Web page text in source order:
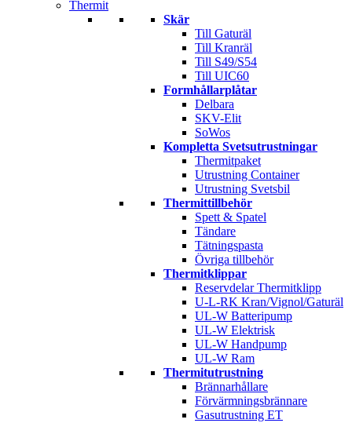
Thermit
Skär
Till Gaturäl
Till Kranräl
Till S49/S54
Till UIC60
Formhållarplåtar
Delbara
SKV-Elit
SoWos
Kompletta Svetsutrustningar
Thermitpaket
Utrustning Container
Utrustning Svetsbil
Thermittillbehör
Spett & Spatel
Tändare
Tätningspasta
Övriga tillbehör
Thermitklippar
Reservdelar Thermitklipp
U-L-RK Kran/Vignol/Gaturäl
UL-W Batteripump
UL-W Elektrisk
UL-W Handpump
UL-W Ram
Thermitutrustning
Brännarhållare
Förvärmningsbrännare
Gasutrustning ET